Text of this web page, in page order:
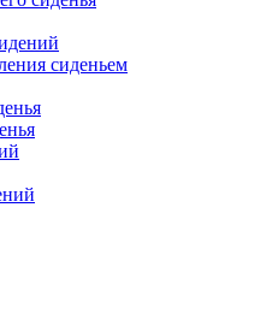
сиденьем